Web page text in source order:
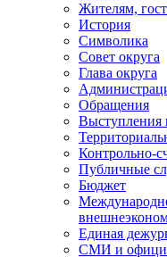
Жителям,
История
Символика
Совет округа
Глава округа
Обращения
Выступления
Контрольно-
Публичные
Бюджет
Единая
СМИ и